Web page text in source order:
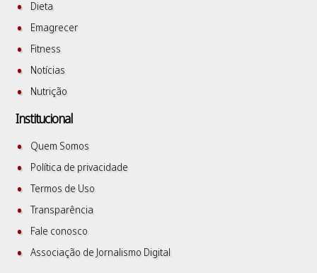
Dieta
Emagrecer
Fitness
Notícias
Nutrição
Institucional
Quem Somos
Política de privacidade
Termos de Uso
Transparência
Fale conosco
Associação de Jornalismo Digital